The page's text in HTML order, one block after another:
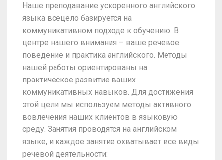
Наше преподавание ускоренного английского
языка всецело базируется на
коммуникативном подходе к обучению. В
центре нашего внимания – ваше речевое
поведение и практика английского. Методы
нашей работы ориентированы на
практическое развитие ваших
коммуникативных навыков. Для достижения
этой цели мы используем методы активного
вовлечения наших клиентов в языковую
среду. Занятия проводятся на английском
языке, и каждое занятие охватывает все виды
речевой деятельности: